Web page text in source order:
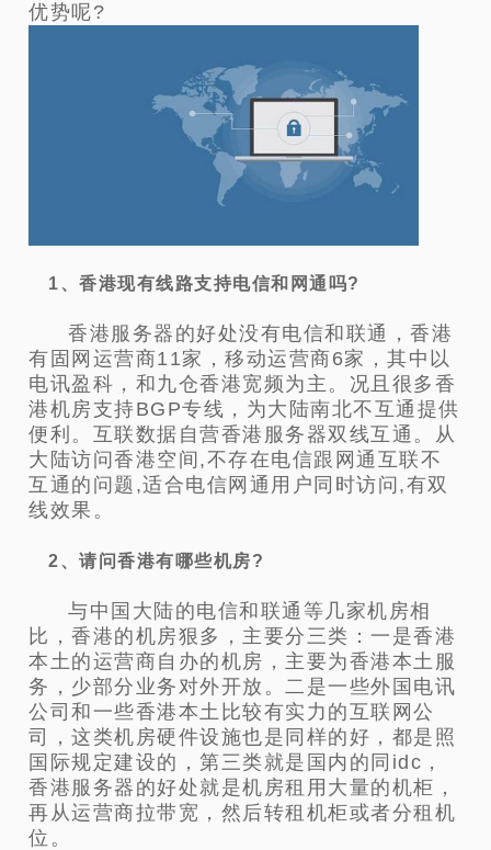
优势呢?
1、香港现有线路支持电信和网通吗?
香港服务器的好处没有电信和联通，香港
有固网运营商11家，移动运营商6家，其中以
电讯盈科，和九仓香港宽频为主。况且很多香
港机房支持BGP专线，为大陆南北不互通提供
便利。互联数据自营香港服务器双线互通。从
大陆访问香港空间,不存在电信跟网通互联不
互通的问题,适合电信网通用户同时访问,有双
线效果。
2、请问香港有哪些机房?
与中国大陆的电信和联通等几家机房相
比，香港的机房狠多，主要分三类：一是香港
本土的运营商自办的机房，主要为香港本土服
务，少部分业务对外开放。二是一些外国电讯
公司和一些香港本土比较有实力的互联网公
司，这类机房硬件设施也是同样的好，都是照
国际规定建设的，第三类就是国内的同idc，
香港服务器的好处就是机房租用大量的机柜，
再从运营商拉带宽，然后转租机柜或者分租机
位。